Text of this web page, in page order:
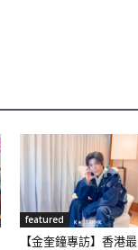
featured
【金奎鐘專訪】香港最